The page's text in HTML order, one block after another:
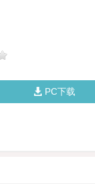
PC下载